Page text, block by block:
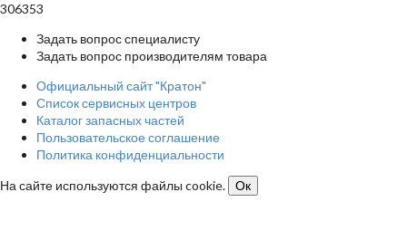
306353
Задать вопрос специалисту
Задать вопрос производителям товара
Официальный сайт "Кратон"
Список сервисных центров
Каталог запасных частей
Пользовательское соглашение
Политика конфиденциальности
На сайте используются файлы cookie.
Ок